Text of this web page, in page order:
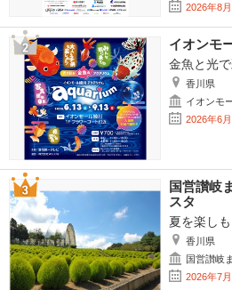
2026年8
イオンモ
金魚と光
香川県
イオンモ
2026年6
国営讃岐
スタ
夏を楽しも
香川県
国営讃岐
2026年7